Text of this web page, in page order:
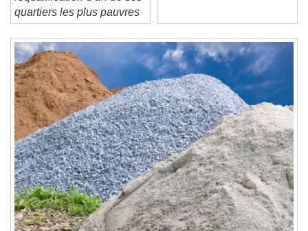
Stream Type
Seek to live, currently behind liveLIVE
Remaining Time-0:00
1x
Playback Rate
Chapters
Chapters
Descriptions
descriptions off, selected
Subtitles
subtitles settings, opens subtitles
settings dialog
subtitles off, selected
requalification d’un de ses
quartiers les plus pauvres